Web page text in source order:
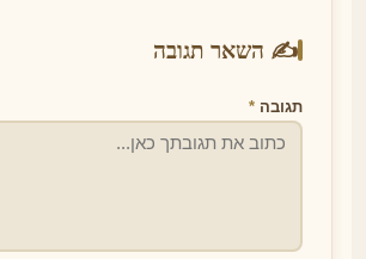
✍️ השאר תגובה
תגובה *